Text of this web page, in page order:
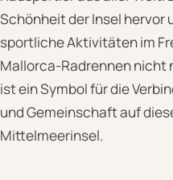
Schönheit der Insel hervor
sportliche Aktivitäten im
Mallorca-Radrennen nicht
ist ein Symbol für die
und Gemeinschaft auf
Mittelmeerinsel.